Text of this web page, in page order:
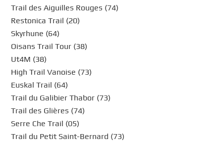
Trail des Aiguilles Rouges (74)
Restonica Trail (20)
Skyrhune (64)
Oisans Trail Tour (38)
Ut4M (38)
High Trail Vanoise (73)
Euskal Trail (64)
Trail du Galibier Thabor (73)
Trail des Glières (74)
Serre Che Trail (05)
Trail du Petit Saint-Bernard (73)